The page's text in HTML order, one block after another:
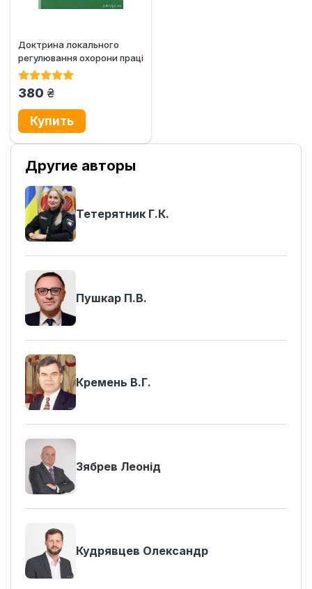
Доктрина локального
регулювання охорони праці
в Україні
380 грн.
Другие авторы
Тетерятник Г.К.
Пушкар П.В.
Кремень В.Г.
Зябрев Леонід
Кудрявцев Олександр